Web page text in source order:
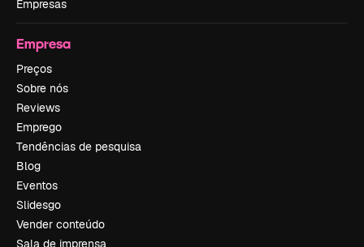
Empresas
Empresa
Preços
Sobre nós
Reviews
Emprego
Tendências de pesquisa
Blog
Eventos
Slidesgo
Vender conteúdo
Sala de imprensa